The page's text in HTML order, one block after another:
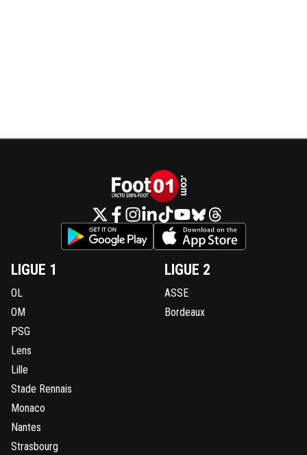
LIGUE 1
OL
OM
PSG
Lens
Lille
Stade Rennais
Monaco
Nantes
Strasbourg
LIGUE 2
ASSE
Bordeaux